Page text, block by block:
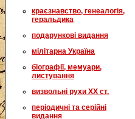
краєзнавство, генеалогія,
геральдика
подарункові видання
мілітарна Україна
біографії, мемуари,
листування
визвольні рухи XX ст.
періодичні та серійні
видання